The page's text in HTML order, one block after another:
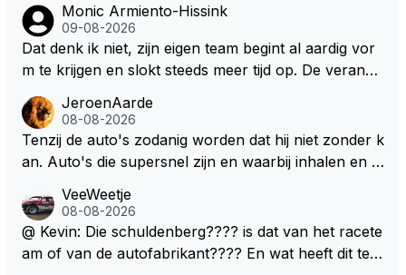
Monic Armiento-Hissink
09-08-2026
Dat denk ik niet, zijn eigen team begint al aardig vor
m te krijgen en slokt steeds meer tijd op. De verande
en zullen ben ik bang niet het gewenste effect hebb
en. Mocht het wel zo zijn dan zal het 3 jaar zijn, hoo
guit 5 jaar maar echt niet langer. Vergeet niet, hij hee
em meer plezier gebracht dan de F1 op dit moment.
JeroenAarde
08-08-2026
Tenzij de auto's zodanig worden dat hij niet zonder k
an. Auto's die supersnel zijn en waarbij inhalen en v
ronkende motoren en op de grenzen rijden van de
mogelijkheden. Het ouderwetse racen waarbij de ma
nnen en jongens verdeeld worden. Als deze auto's g
VeeWeetje
08-08-2026
@ Kevin: Die schuldenberg???? is dat van het racete
am of van de autofabrikant???? En wat heeft dit te